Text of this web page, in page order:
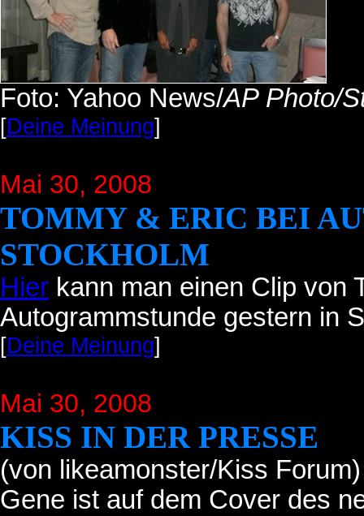
Foto: Yahoo News/AP Photo/
[Deine Meinung]
Mai 30, 2008
TOMMY & ERIC BEI
STOCKHOLM
Hier kann man einen Clip von
Autogrammstunde gestern in
[Deine Meinung]
Mai 30, 2008
KISS IN DER PRESSE
(von likeamonster/Kiss Forum)
Gene ist auf dem Cover des